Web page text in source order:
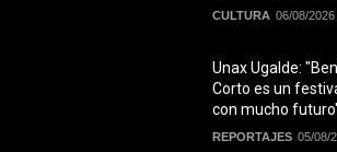
CULTURA 06/08/2026
Unax Ugalde:
Corto es un
con mucho
REPORTAJES 05/08/